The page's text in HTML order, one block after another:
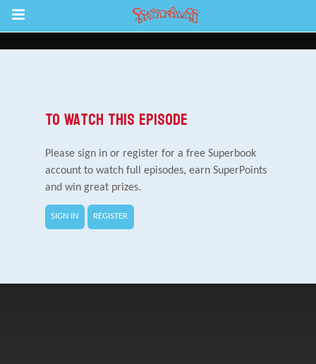
Return to Content
ះគម្ពីរសៀវភៅវិសេសឥតគិតថ្លៃ
To Watch This Episode
Please sign in or register for a free Superbook
account to watch full episodes, earn SuperPoints
and win great prizes.
SIGN IN REGISTER